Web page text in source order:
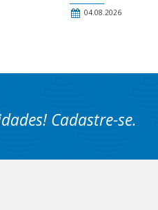
04.08.2026
Cadastre-se.